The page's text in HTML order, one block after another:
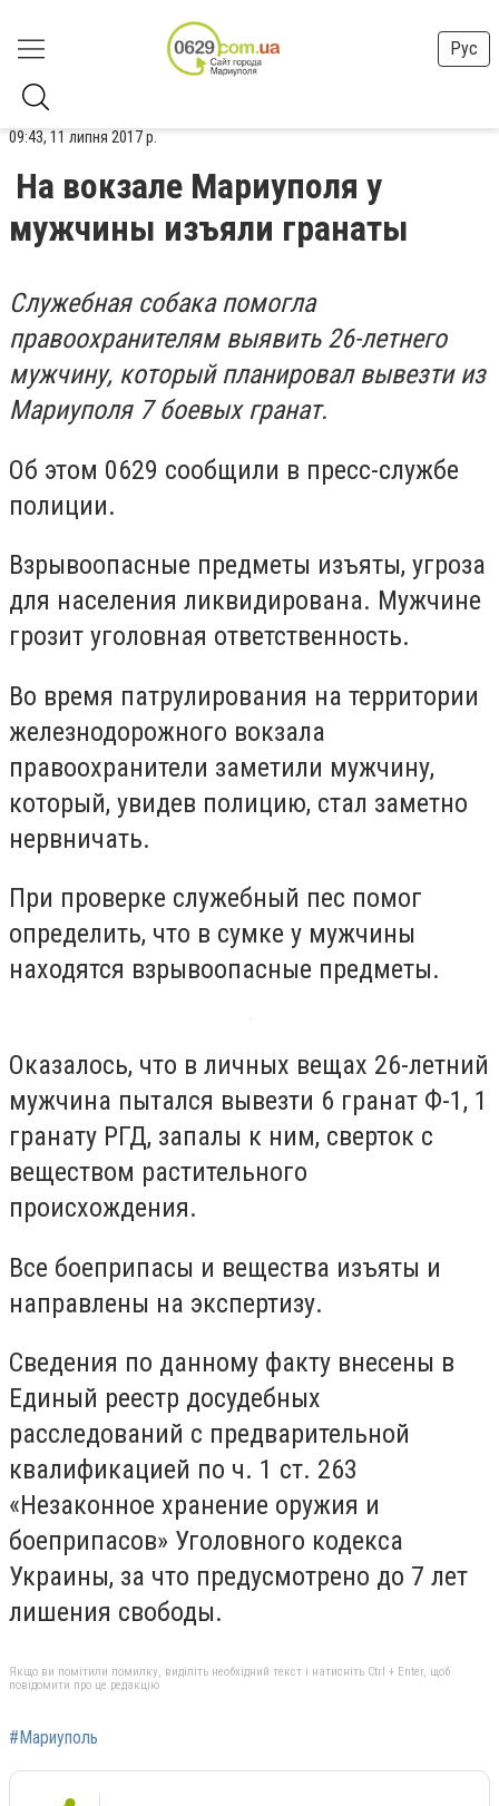
Рус
09:43, 11 липня 2017 р.
На вокзале Мариуполя у
мужчины изъяли гранаты
Служебная собака помогла
правоохранителям выявить 26-летнего
мужчину, который планировал вывезти из
Мариуполя 7 боевых гранат.
Об этом 0629 сообщили в пресс-службе
полиции.
Взрывоопасные предметы изъяты, угроза
для населения ликвидирована. Мужчине
грозит уголовная ответственность.
Во время патрулирования на территории
железнодорожного вокзала
правоохранители заметили мужчину,
который, увидев полицию, стал заметно
нервничать.
При проверке служебный пес помог
определить, что в сумке у мужчины
находятся взрывоопасные предметы.
Оказалось, что в личных вещах 26-летний
мужчина пытался вывезти 6 гранат Ф-1, 1
гранату РГД, запалы к ним, сверток с
веществом растительного
происхождения.
Все боеприпасы и вещества изъяты и
направлены на экспертизу.
Сведения по данному факту внесены в
Единый реестр досудебных
расследований с предварительной
квалификацией по ч. 1 ст. 263
«Незаконное хранение оружия и
боеприпасов» Уголовного кодекса
Украины, за что предусмотрено до 7 лет
лишения свободы.
Якщо ви помітили помилку, виділіть необхідний текст і натисніть Ctrl + Enter, щоб
повідомити про це редакцію
#Мариуполь